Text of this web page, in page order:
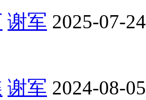
谢军 2025-07-24
谢军 2024-08-05